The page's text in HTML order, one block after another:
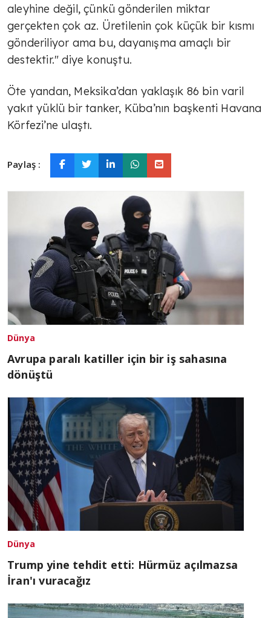
aleyhine değil, çünkü gönderilen miktar
gerçekten çok az. Üretilenin çok küçük bir kısmı
gönderiliyor ama bu, dayanışma amaçlı bir
destektir." diye konuştu.
Öte yandan, Meksika’dan yaklaşık 86 bin varil
yakıt yüklü bir tanker, Küba’nın başkenti Havana
Körfezi’ne ulaştı.
Paylaş :
Dünya
Avrupa paralı katiller için bir iş sahasına
dönüştü
Dünya
Trump yine tehdit etti: Hürmüz açılmazsa
İran'ı vuracağız